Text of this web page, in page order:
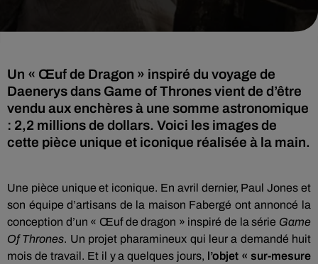
Un « Œuf de Dragon » inspiré du voyage de
Daenerys dans Game of Thrones vient de d’être
vendu aux enchères à une somme astronomique
: 2,2 millions de dollars. Voici les images de
cette pièce unique et iconique réalisée à la main.
Une pièce unique et iconique. En avril dernier, Paul Jones et
son équipe d’artisans de la maison Fabergé ont annoncé la
conception d’un « Œuf de dragon » inspiré de la série Game
Of Thrones. Un projet pharamineux qui leur a demandé huit
mois de travail. Et il y a quelques jours, l’objet « sur-mesure